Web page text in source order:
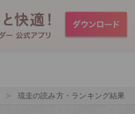
琉圭の読み方・ランキング結果